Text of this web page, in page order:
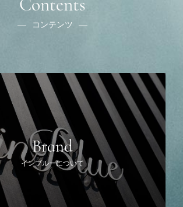
Contents
コンテンツ
Brand
インブルーについて